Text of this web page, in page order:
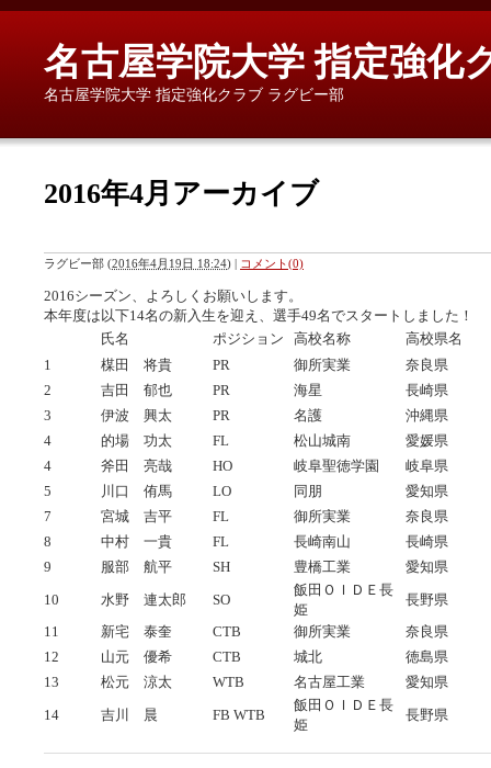
名古屋学院大学 指定強化
名古屋学院大学 指定強化クラブ ラグビー部
2016年4月アーカイブ
ラグビー部 (2016年4月19日 18:24) | コメント(0)
2016シーズン、よろしくお願いします。
本年度は以下14名の新入生を迎え、選手49名でスタートしました！
氏名
ポジション 高校名称
高校県名
1
楳田 将貴 PR 御所実業
奈良県
2
吉田 郁也 PR 海星
長崎県
3
伊波 興太 PR 名護
沖縄県
4
的場 功太 FL 松山城南
愛媛県
4
斧田 亮哉 HO 岐阜聖徳学園
岐阜県
5
川口 侑馬 LO 同朋
愛知県
7
宮城 吉平 FL 御所実業
奈良県
8
中村 一貴 FL 長崎南山
長崎県
9
服部 航平 SH 豊橋工業
愛知県
10
水野 連太郎 SO
飯田ＯＩＤＥ長
姫
長野県
11
新宅 泰奎 CTB 御所実業
奈良県
12
山元 優希 CTB 城北
徳島県
13
松元 涼太 WTB 名古屋工業
愛知県
14
吉川 晨 FB WTB
飯田ＯＩＤＥ長
姫
長野県